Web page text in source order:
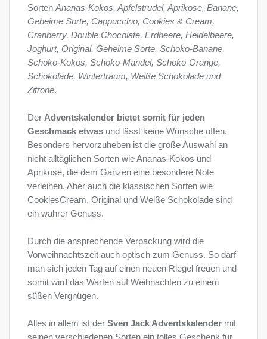
SortenAnanas-Kokos, Apfelstrudel, Aprikose, Banane,
Geheime Sorte, Cappuccino, Cookies & Cream,
Cranberry, Double Chocolate, Erdbeere, Heidelbeere,
Joghurt, Original, Geheime Sorte, Schoko-Banane,
Schoko-Kokos, Schoko-Mandel, Schoko-Orange,
Schokolade, Wintertraum, Weiße Schokolade und
Zitrone.
Der Adventskalender bietet somit für jeden
Geschmack etwas und lässt keine Wünsche offen.
Besonders hervorzuheben ist die große Auswahl an
nicht alltäglichen Sorten wie Ananas-Kokos und
Aprikose, die dem Ganzen eine besondere Note
verleihen. Aber auch die klassischen Sorten wie
CookiesCream, Original und Weiße Schokolade sind
ein wahrer Genuss.
Durch die ansprechende Verpackung wird die
Vorweihnachtszeit auch optisch zum Genuss. So darf
man sich jeden Tag auf einen neuen Riegel freuen und
somit wird das Warten auf Weihnachten zu einem
süßen Vergnügen.
Alles in allem ist der Sven Jack Adventskalender mit